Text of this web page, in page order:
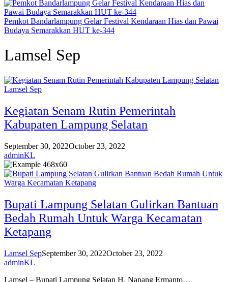
Pemkot Bandarlampung Gelar Festival Kendaraan Hias dan Pawai
Budaya Semarakkan HUT ke-344
Lamsel Sep
Lamsel Sep
Kegiatan Senam Rutin Pemerintah
Kabupaten Lampung Selatan
September 30, 2022October 23, 2022
adminKL
Bupati Lampung Selatan Gulirkan Bantuan
Bedah Rumah Untuk Warga Kecamatan
Ketapang
Lamsel SepSeptember 30, 2022October 23, 2022
adminKL
Lamsel – Bupati Lampung Selatan H. Nanang Ermanto…